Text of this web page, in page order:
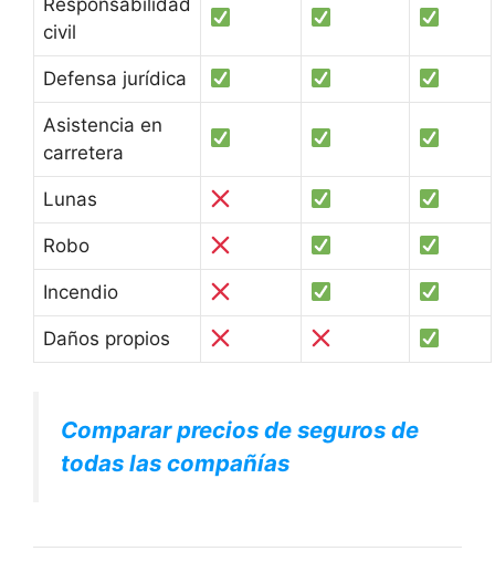
Responsabilidad
civil
Defensa jurídica
Asistencia en
carretera
Lunas
Robo
Incendio
Daños propios
Comparar precios de seguros de
todas las compañías